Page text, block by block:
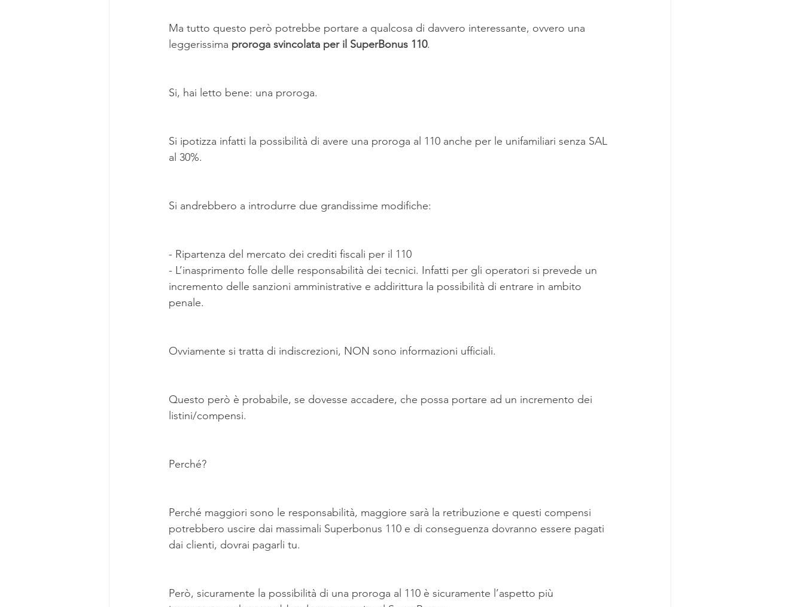
Ma tutto questo però potrebbe portare a qualcosa di davvero interessante, ovvero una
leggerissima proroga svincolata per il SuperBonus 110.
Si, hai letto bene: una proroga.
Si ipotizza infatti la possibilità di avere una proroga al 110 anche per le unifamiliari senza SAL
al 30%.
Si andrebbero a introdurre due grandissime modifiche:
- Ripartenza del mercato dei crediti fiscali per il 110
- L’inasprimento folle delle responsabilità dei tecnici. Infatti per gli operatori si prevede un
incremento delle sanzioni amministrative e addirittura la possibilità di entrare in ambito
penale.
Ovviamente si tratta di indiscrezioni, NON sono informazioni ufficiali.
Questo però è probabile, se dovesse accadere, che possa portare ad un incremento dei
listini/compensi.
Perché?
Perché maggiori sono le responsabilità, maggiore sarà la retribuzione e questi compensi
potrebbero uscire dai massimali Superbonus 110 e di conseguenza dovranno essere pagati
dai clienti, dovrai pagarli tu.
Però, sicuramente la possibilità di una proroga al 110 è sicuramente l’aspetto più